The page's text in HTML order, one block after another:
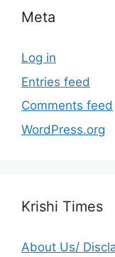
Meta
Log in
Entries feed
Comments feed
WordPress.org
Krishi Times
About Us/